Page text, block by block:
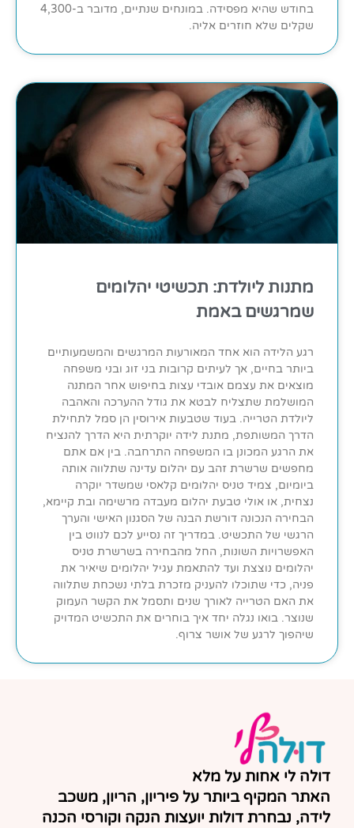
בחודש שהיא מפסידה. במונחים שנתיים, מדובר ב-4,300
שקלים שלא חוזרים אליה.
מתנות ליולדת: תכשיטי יהלומים
שמרגשים באמת
רגע הלידה הוא אחד המאורעות המרגשים והמשמעותיים
ביותר בחיים, אך לעיתים קרובות בני זוג ובני משפחה
מוצאים את עצמם אובדי עצות בחיפוש אחר המתנה
המושלמת שתצליח לבטא את גודל ההערכה והאהבה
ליולדת הטרייה. בעוד שטבעות אירוסין הן סמל לתחילת
הדרך המשותפת, מתנת לידה יוקרתית היא הדרך להנציח
את הרגע המכונן בו המשפחה התרחבה. בין אם אתם
מחפשים שרשרת זהב עם יהלום עדינה שתלווה אותה
ביומיום, צמיד טניס יהלומים קלאסי שמשדר יוקרה
נצחית, או אולי טבעת יהלום מעבדה מרשימה ובת קיימא,
הבחירה הנכונה דורשת הבנה של הסגנון האישי והערך
הרגשי של התכשיט. במדריך זה נסייע לכם לנווט בין
האפשרויות השונות, החל מהבחירה בשרשרת טניס
יהלומים נוצצת ועד להתאמת עגיל יהלומים שיאיר את
פניה, כדי שתוכלו להעניק מזכרת בלתי נשכחת שתלווה
את האם הטרייה לאורך שנים ותסמל את הקשר העמוק
שנוצר. בואו נגלה יחד איך בוחרים את התכשיט המדויק
שיהפוך לרגע של אושר צרוף.
דולה לי אחות על מלא
האתר המקיף ביותר על פיריון, הריון, משכב
לידה, נבחרת דולות יועצות הנקה וקורסי הכנה